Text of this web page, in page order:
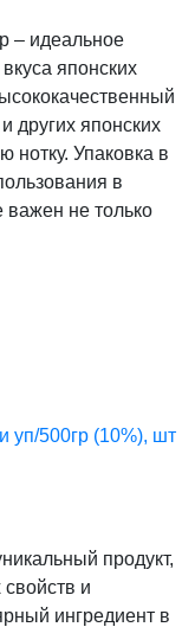
– идеальное
японских
других японских
нотку. Упаковка в
в
важен не только
500гр (10%), шт
продукт,
и
ингредиент в